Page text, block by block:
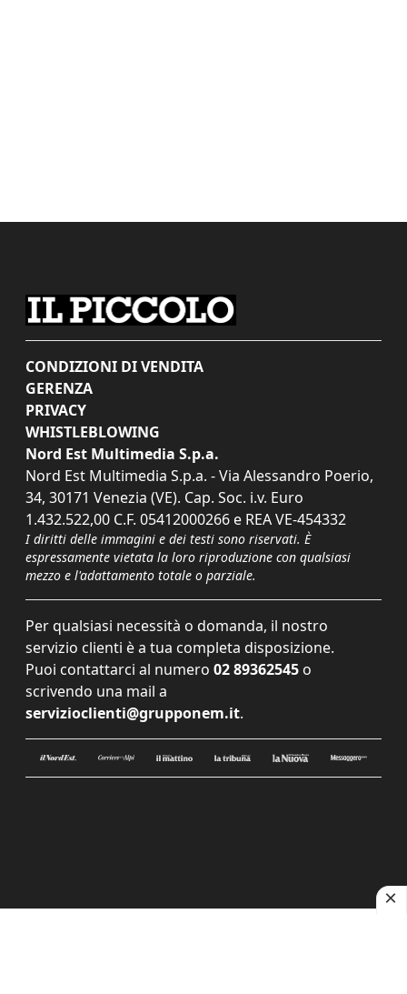
CONDIZIONI DI VENDITA
GERENZA
PRIVACY
WHISTLEBLOWING
Nord Est Multimedia S.p.a.
Nord Est Multimedia S.p.a. - Via Alessandro Poerio,
34, 30171 Venezia (VE). Cap. Soc. i.v. Euro
1.432.522,00 C.F. 05412000266 e REA VE-454332
I diritti delle immagini e dei testi sono riservati. È
espressamente vietata la loro riproduzione con qualsiasi
mezzo e l'adattamento totale o parziale.
Per qualsiasi necessità o domanda, il nostro
servizio clienti è a tua completa disposizione.
Puoi contattarci al numero 02 89362545 o
scrivendo una mail a
servizioclienti@grupponem.it.